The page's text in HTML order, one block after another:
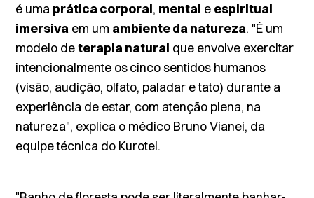
é uma prática corporal, mental e espiritual
imersiva em um ambiente da natureza. "É um
modelo deterapia natural que envolve exercitar
intencionalmente oscinco sentidos humanos
(visão, audição, olfato, paladar e tato) durante a
experiência de estar, com atenção plena, na
natureza", explica o médico Bruno Vianei, da
equipe técnica do Kurotel.